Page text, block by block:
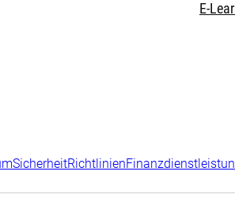
E-
SicherheitRichtlinien